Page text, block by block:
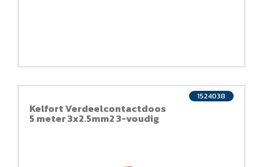
Kelfort Verdeelcontactdoos
5 meter 3x2.5mm2 3-voudig
1524038